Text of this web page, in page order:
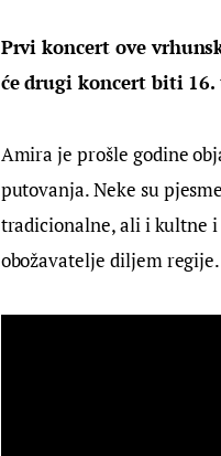
Prvi koncert ove
će drugi koncert biti
Amira je prošle godine
putovanja. Neke su
tradicionalne, ali i kultne
obožavatelje diljem regije.